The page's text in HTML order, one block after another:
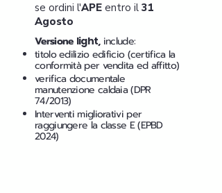
se ordini l'APE entro il 31
Agosto
Versione light,include:
titolo edilizio edificio (certifica la
conformità per vendita ed affitto)
verifica documentale
manutenzione caldaia (DPR
74/2013)
Interventi migliorativi per
raggiungere la classe E (EPBD
2024)